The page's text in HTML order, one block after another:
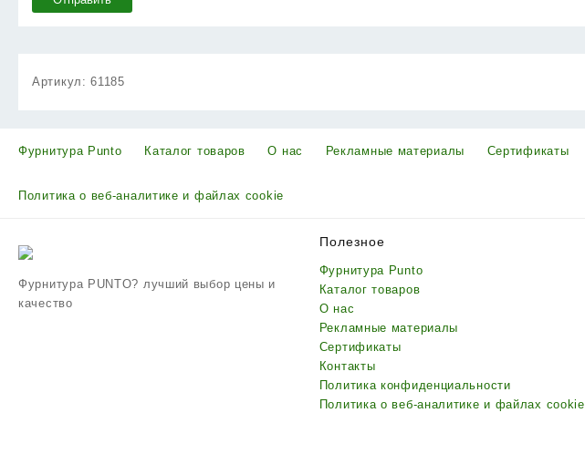
Артикул:61185
Фурнитура Punto Каталог товаров О нас Рекламные материалы Сертификаты
Политика о веб-аналитике и файлах cookie
Фурнитура PUNTO? лучший выбор цены и
качество
Полезное
Фурнитура Punto
Каталог товаров
О нас
Рекламные материалы
Сертификаты
Контакты
Политика конфиденциальности
Политика о веб-аналитике и файлах cookie